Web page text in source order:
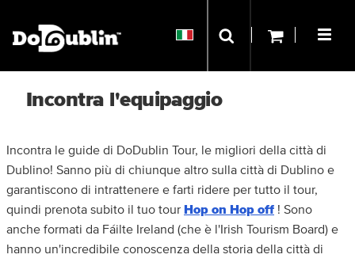
Incontra l'equipaggio
Incontra le guide di DoDublin Tour, le migliori della città di
Dublino! Sanno più di chiunque altro sulla città di Dublino e
garantiscono di intrattenere e farti ridere per tutto il tour,
quindi prenota subito il tuo tour Hop on Hop off ! Sono
anche formati da Fáilte Ireland (che è l'Irish Tourism Board) e
hanno un'incredibile conoscenza della storia della città di